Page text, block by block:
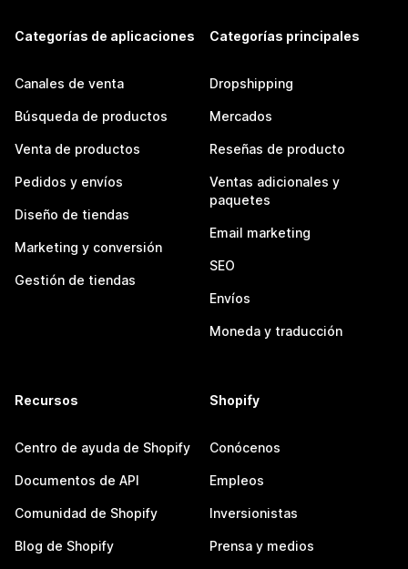
Categorías de aplicaciones
Canales de venta
Búsqueda de productos
Venta de productos
Pedidos y envíos
Diseño de tiendas
Marketing y conversión
Gestión de tiendas
Categorías principales
Dropshipping
Mercados
Reseñas de producto
Ventas adicionales y
paquetes
Email marketing
SEO
Envíos
Moneda y traducción
Recursos
Centro de ayuda de Shopify
Documentos de API
Comunidad de Shopify
Blog de Shopify
Shopify
Conócenos
Empleos
Inversionistas
Prensa y medios